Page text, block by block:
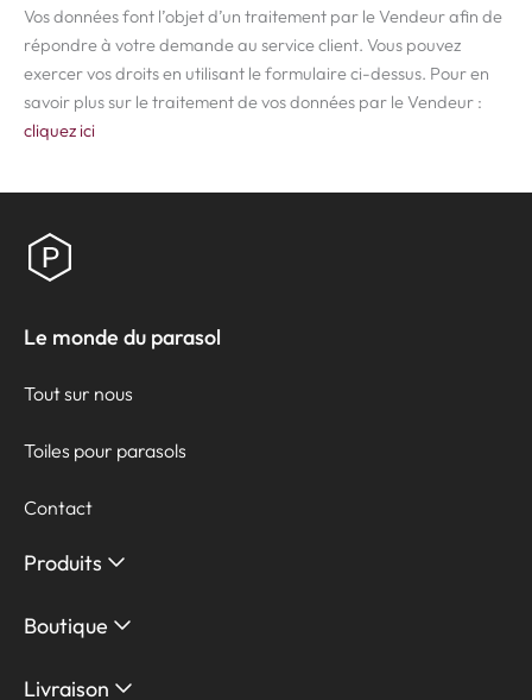
Vos données font l’objet d’un traitement par le Vendeur afin de
répondre à votre demande au service client. Vous pouvez
exercer vos droits en utilisant le formulaire ci-dessus. Pour en
savoir plus sur le traitement de vos données par le Vendeur :
cliquez ici
Le monde du parasol
Tout sur nous
Toiles pour parasols
Contact
Produits
Boutique
Livraison